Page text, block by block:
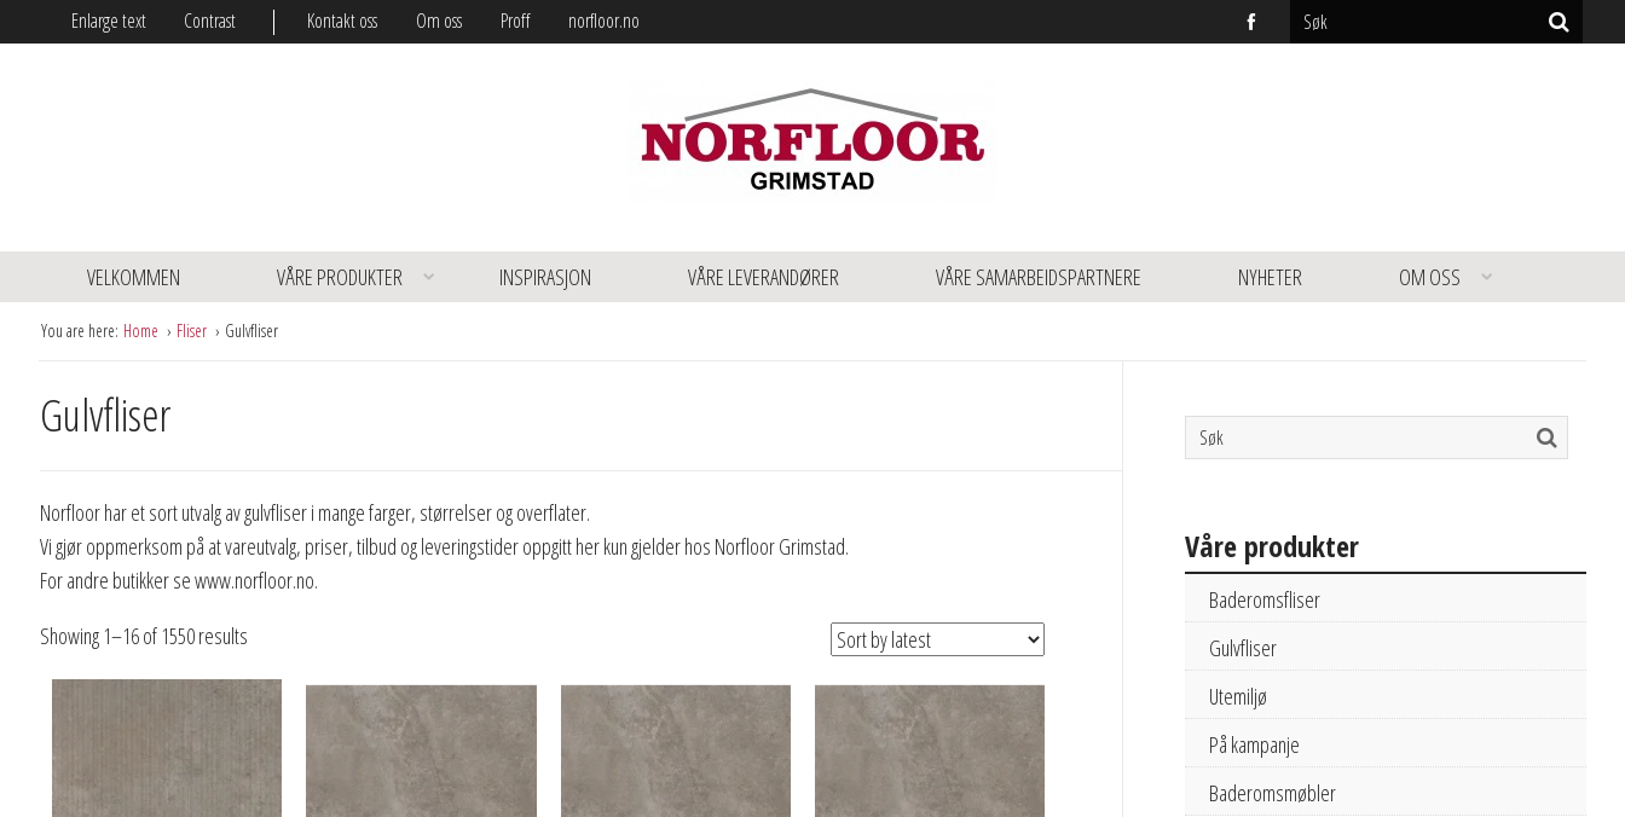
Enlarge text Contrast Kontakt oss Om oss Proff norfloor.no
VELKOMMEN VÅRE PRODUKTER INSPIRASJON VÅRE LEVERANDØRER VÅRE SAMARBEIDSPARTNERE NYHETER OM OSS
You are here: Home Fliser Gulvfliser
Gulvfliser
Norfloor har et sort utvalg av gulvfliser i mange farger, størrelser og overflater.
Vi gjør oppmerksom på at vareutvalg, priser, tilbud og leveringstider oppgitt her kun gjelder hos Norfloor Grimstad.
For andre butikker se www.norfloor.no.
Showing 1–16 of 1550 results
Våre produkter
Baderomsfliser
Gulvfliser
Utemiljø
På kampanje
Baderomsmøbler